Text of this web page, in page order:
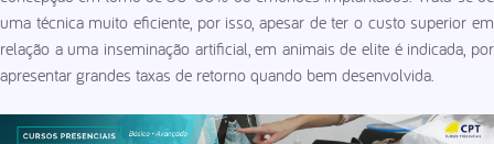
uma técnica muito eficiente, por isso, apesar de ter o custo superior em
relação a uma inseminação artificial, em animais de elite é indicada, por
apresentar grandes taxas de retorno quando bem desenvolvida.